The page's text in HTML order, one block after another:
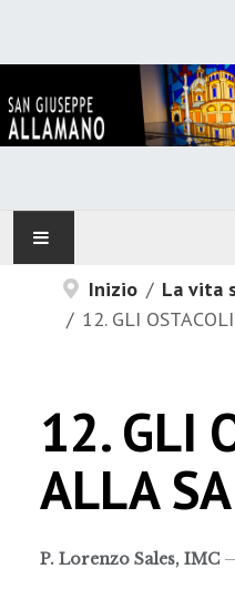
HOME
CONFONDATORE
PREGHIERE
SPIRITUALITÀ
Inizio
La vita
12. GLI
12. GLI
ALLA
P. Lorenzo Sales, IMC